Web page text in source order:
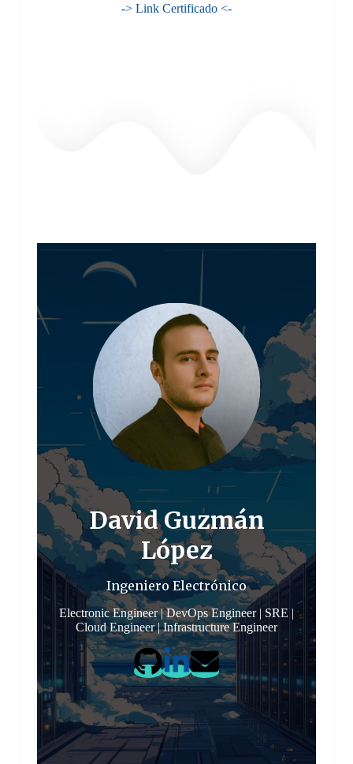
-> Link Certificado <-
David Guzmán
López
Ingeniero Electrónico
Electronic Engineer | DevOps Engineer | SRE |
Cloud Engineer | Infrastructure Engineer